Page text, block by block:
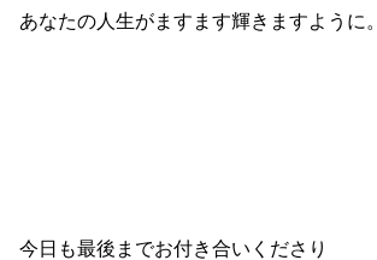
あなたの人生がますます輝きますように。
今日も最後までお付き合いくださり